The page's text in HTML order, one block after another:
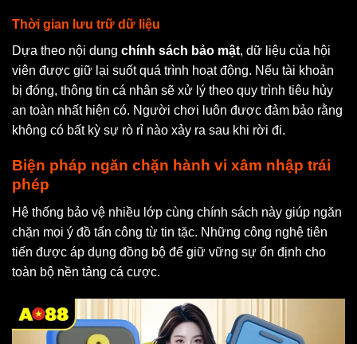
Thời gian lưu trữ dữ liệu
Dựa theo nội dung chính sách bảo mật, dữ liệu của hội
viên được giữ lại suốt quá trình hoạt động. Nếu tài khoản
bị đóng, thông tin cá nhân sẽ xử lý theo quy trình tiêu hủy
an toàn nhất hiện có. Người chơi luôn được đảm bảo rằng
không có bất kỳ sự rò rỉ nào xảy ra sau khi rời đi.
Biện pháp ngăn chặn hành vi xâm nhập trái
phép
Hệ thống bảo vệ nhiều lớp cùng chính sách này giúp ngăn
chặn mọi ý đồ tấn công từ tin tặc. Những công nghệ tiên
tiến được áp dụng đồng bộ để giữ vững sự ổn định cho
toàn bộ nền tảng cá cược.